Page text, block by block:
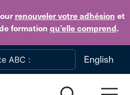
renouveler votre adhésion et
formation qu’elle comprend.
Skip to main content
English